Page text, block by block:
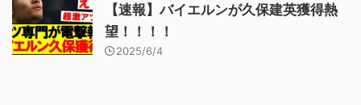
【速報】バイエルンが久保建英獲得熱
望！！！！
2025/6/4